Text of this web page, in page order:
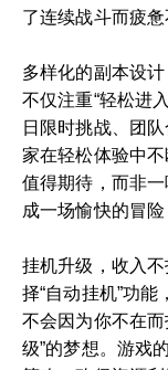
了连续战斗而疲惫
多样化的副本设
不仅注重“轻松进
日限时挑战、团
家在轻松体验中
值得期待，而非
成一场愉快的冒
挂机升级，收入
择“自动挂机”功
不会因为你不在
级”的梦想。游戏